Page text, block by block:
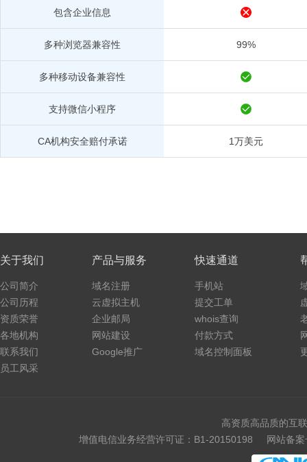
包含企业信息
多种浏览器兼容性 99%
多种移动设备兼容性
支持微信小程序
CA机构安全赔付承诺 1万美元
关于我们
公司简介
公司历程
资质荣誉
各地机构
联系我们
员工风采
产品与服务
域名注册
云虚拟主机
企业邮局
网站建设
Google推广
快速通道
手机站
提交工单
whois查询
付款方式
域名控制面板
高资质高品质的互
增值电信业务经营许可证：B1-20150198
网站备